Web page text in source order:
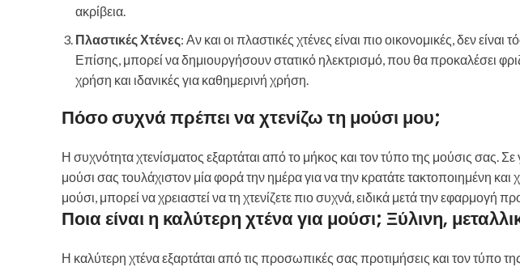
ακρίβεια.
Πλαστικές Χτένες: Αν και οι πλαστικές χτένες είναι πιο οικονομικές, δεν είναι
Επίσης, μπορεί να δημιουργήσουν στατικό ηλεκτρισμό, που θα προκαλέσει
χρήση και ιδανικές για καθημερινή χρήση.
Πόσο συχνά πρέπει να χτενίζω τη μούσι μου;
Η συχνότητα χτενίσματος εξαρτάται από το μήκος και τον τύπο της μούσις σας. Σε
μούσι σας τουλάχιστον μία φορά την ημέρα για να την κρατάτε τακτοποιημένη
μούσι, μπορεί να χρειαστεί να τη χτενίζετε πιο συχνά, ειδικά μετά την εφαρμογή
Ποια είναι η καλύτερη χτένα για μούσι; Ξύλινη,
Η καλύτερη χτένα εξαρτάται από τις προσωπικές σας προτιμήσεις και τον τύπο της